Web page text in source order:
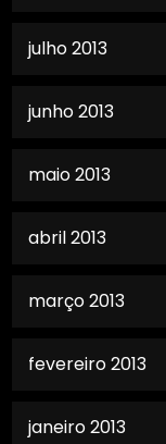
julho 2013
junho 2013
maio 2013
abril 2013
março 2013
fevereiro 2013
janeiro 2013